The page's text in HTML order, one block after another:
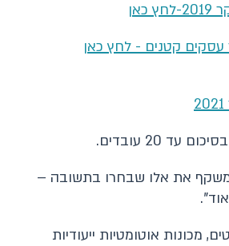
עסקים קטנים - לחץ כאן
את אלו שבחרו בתשובה –
מכונות אוטומטיות ייעודיות